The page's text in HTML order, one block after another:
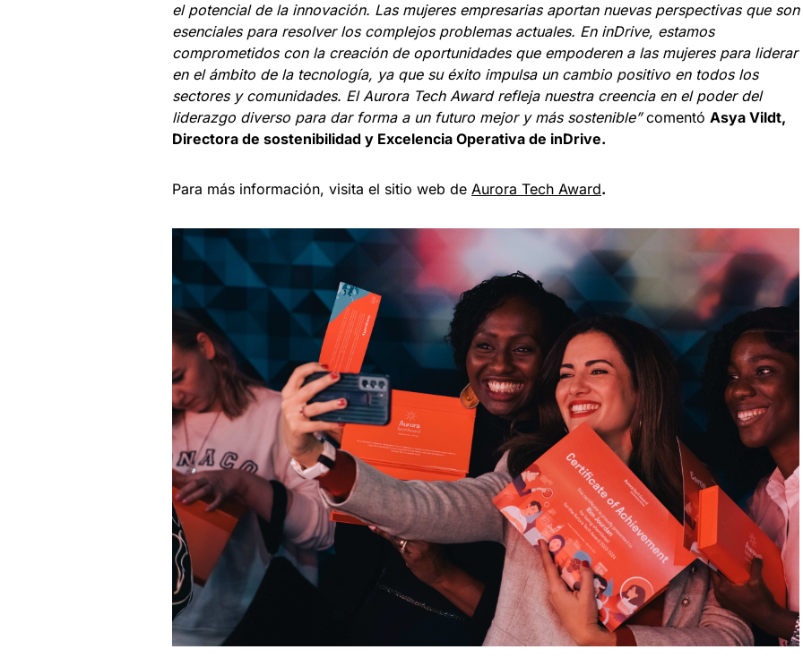
el potencial de la innovación. Las mujeres empresarias aportan nuevas perspectivas que son
esenciales para resolver los complejos problemas actuales. En inDrive, estamos
comprometidos con la creación de oportunidades que empoderen a las mujeres para liderar
en el ámbito de la tecnología, ya que su éxito impulsa un cambio positivo en todos los
sectores y comunidades. El Aurora Tech Award refleja nuestra creencia en el poder del
liderazgo diverso para dar forma a un futuro mejor y más sostenible”comentó Asya Vildt,
Directora de sostenibilidad y Excelencia Operativa de inDrive.
Para más información, visita el sitio web de Aurora Tech Award.